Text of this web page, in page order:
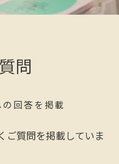
回答を掲載
問
ご質問を掲載していま